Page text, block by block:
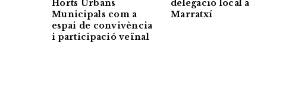
Horts Urbans
Municipals com a
espai de convivència
i participació veïnal
delegació local a
Marratxí